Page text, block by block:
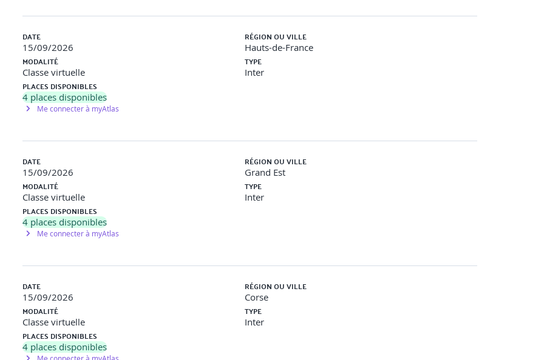
DATE
15/09/2026
RÉGION OU VILLE
Hauts-de-France
MODALITÉ
Classe virtuelle
TYPE
Inter
PLACES DISPONIBLES
4 places disponibles
Me connecter à myAtlas
DATE
15/09/2026
RÉGION OU VILLE
Grand Est
MODALITÉ
Classe virtuelle
TYPE
Inter
PLACES DISPONIBLES
4 places disponibles
Me connecter à myAtlas
DATE
15/09/2026
RÉGION OU VILLE
Corse
MODALITÉ
Classe virtuelle
TYPE
Inter
PLACES DISPONIBLES
4 places disponibles